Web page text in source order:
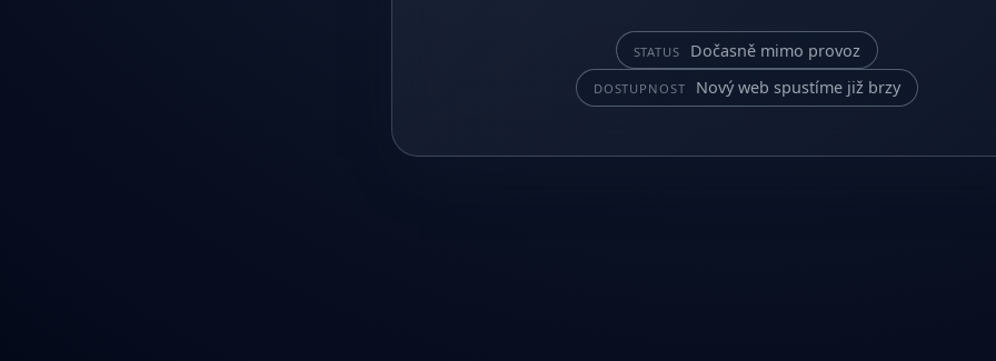
STATUS Dočasně mimo provoz
DOSTUPNOST Nový web spustíme již brzy